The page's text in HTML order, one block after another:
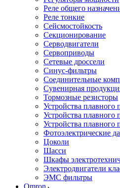
Реле общего
Реле тонкие
Сейсмостойкость
Секционирование
Серводвигатели
Сервоприводы
Сетевые дроссели
Синус-фильтры
Соединительные
Сувенирная
Тормозные резисторы
Устройства плавного
Устройства плавного
Устройства плавного
Фотоэлектрические
Цоколи
Шасси
Шкафы
Электродвигатели
ЭМС фильтры
Omron